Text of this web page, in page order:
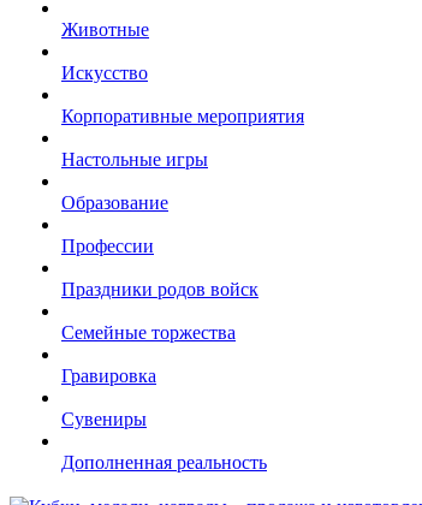
Животные
Искусство
Корпоративные мероприятия
Настольные игры
Образование
Профессии
Праздники родов войск
Семейные торжества
Гравировка
Сувениры
Дополненная реальность